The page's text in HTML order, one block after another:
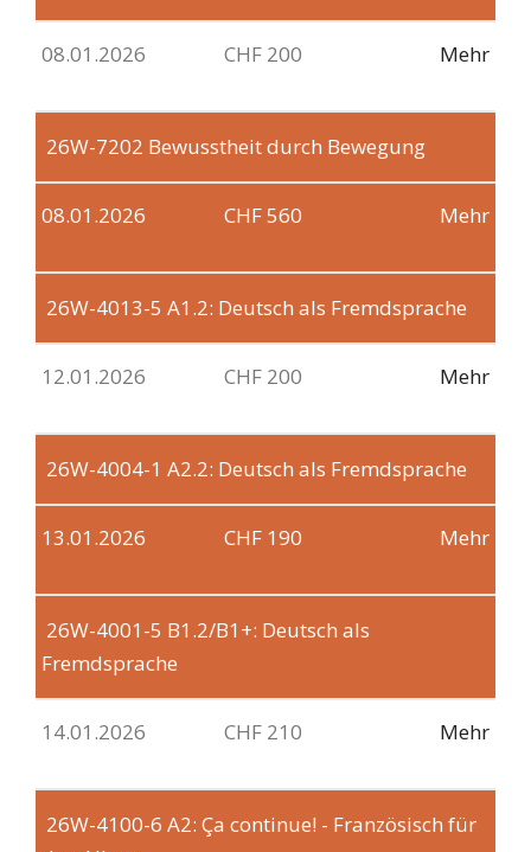
08.01.2026 CHF 200 Mehr
26W-7202 Bewusstheit durch Bewegung
08.01.2026 CHF 560 Mehr
26W-4013-5 A1.2: Deutsch als Fremdsprache
12.01.2026 CHF 200 Mehr
26W-4004-1 A2.2: Deutsch als Fremdsprache
13.01.2026 CHF 190 Mehr
26W-4001-5 B1.2/B1+: Deutsch als
Fremdsprache
14.01.2026 CHF 210 Mehr
26W-4100-6 A2: Ça continue! - Französisch für